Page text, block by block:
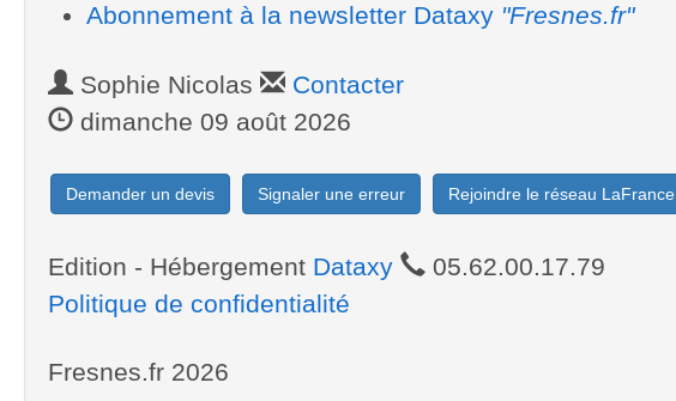
Abonnement à la newsletter Dataxy "Fresnes.fr"
Sophie Nicolas
Contacter
dimanche 09 août 2026
Demander un devis Signaler une erreur Rejoindre le réseau LaFrance
Edition - Hébergement Dataxy
05.62.00.17.79
Politique de confidentialité
Fresnes.fr 2026